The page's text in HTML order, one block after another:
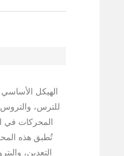
الهيكل
للترس، والتروس
المحركات في
تُطبق هذه
التعدين،